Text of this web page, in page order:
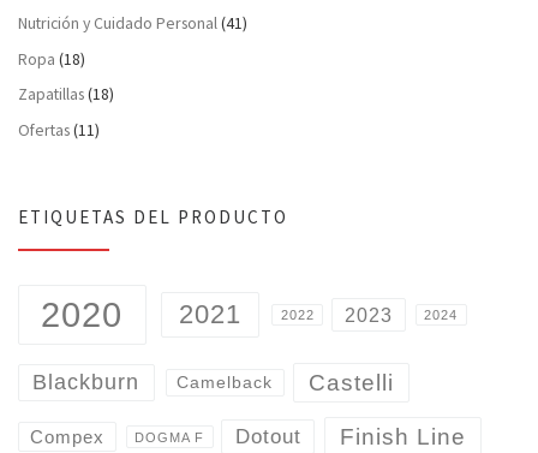
Nutrición y Cuidado Personal(41)
Ropa (18)
Zapatillas(18)
Ofertas(11)
ETIQUETAS DEL PRODUCTO
2020 2021 2022 2023 2024
Blackburn Camelback Castelli
Compex DOGMA F Dotout Finish Line